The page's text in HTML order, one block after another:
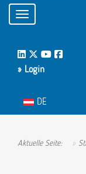
Toggle navigation
LinkedIn
Twitter
» Login
Sprache auswählen
DE
Aktuelle Seite: